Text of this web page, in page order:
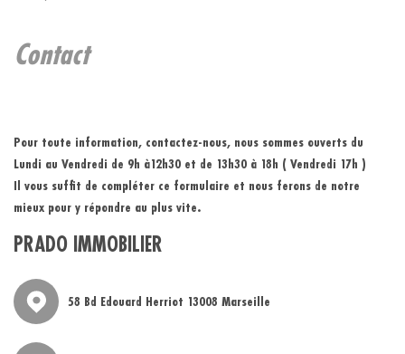
contact
Pour toute information, contactez-nous, nous sommes ouverts du
Lundi au Vendredi de 9h à12h30 et de 13h30 à 18h ( Vendredi 17h )
Il vous suffit de compléter ce formulaire et nous ferons de notre
mieux pour y répondre au plus vite.
PRADO IMMOBILIER
58 Bd Edouard Herriot 13008 Marseille